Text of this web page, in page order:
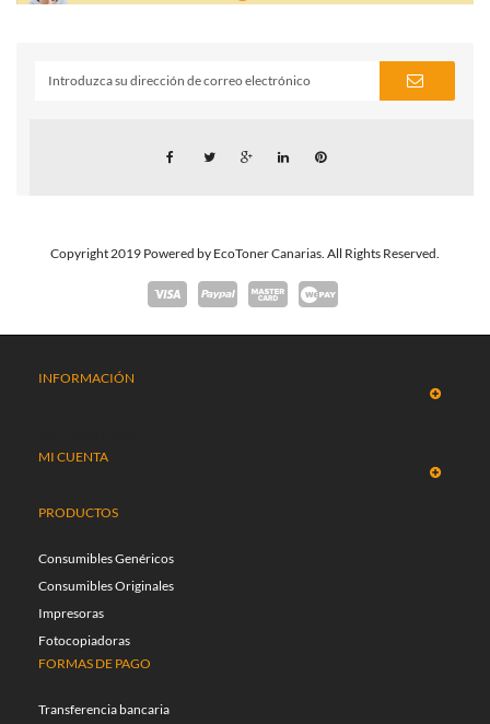
Copyright 2019 Powered by EcoToner Canarias. All Rights Reserved.
INFORMACIÓN
MI CUENTA
PRODUCTOS
Consumibles Genéricos
Consumibles Originales
Impresoras
Fotocopiadoras
FORMAS DE PAGO
Transferencia bancaria